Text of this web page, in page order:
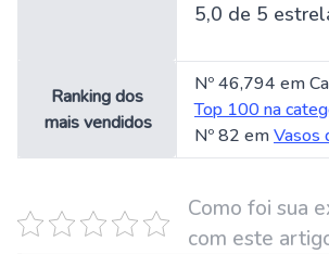
5,0 de 5
Ranking dos
mais vendidos
Nº 46,794 em
Top 100 na
Nº 82 emVasos
Como foi sua
com este